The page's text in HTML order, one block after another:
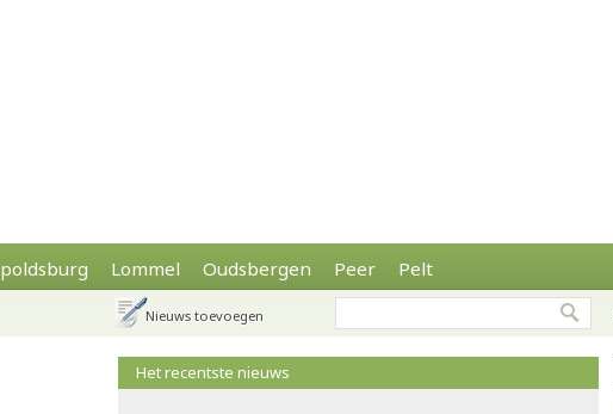
Lommel Oudsbergen Peer Pelt
Nieuws toevoegen
Het recentste nieuws